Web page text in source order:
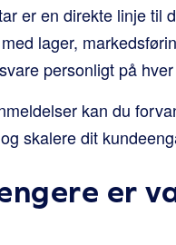
er en direkte linje til
lager,
personligt på
kan du
skalere dit
er